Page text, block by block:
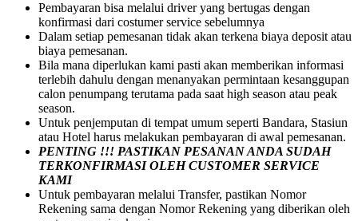
Pembayaran bisa melalui driver yang bertugas dengan
konfirmasi dari costumer service sebelumnya
Dalam setiap pemesanan tidak akan terkena biaya deposit atau
biaya pemesanan.
Bila mana diperlukan kami pasti akan memberikan informasi
terlebih dahulu dengan menanyakan permintaan kesanggupan
calon penumpang terutama pada saat high season atau peak
season.
Untuk penjemputan di tempat umum seperti Bandara, Stasiun
atau Hotel harus melakukan pembayaran di awal pemesanan.
PENTING !!! PASTIKAN PESANAN ANDA SUDAH
TERKONFIRMASI OLEH CUSTOMER SERVICE
KAMI
Untuk pembayaran melalui Transfer, pastikan Nomor
Rekening sama dengan Nomor Rekening yang diberikan oleh